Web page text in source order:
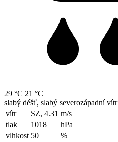
29 °C 21 °C
slabý déšť, slabý severozápadní vítr
vítr
SZ, 4.31 m/s
tlak
1018
hPa
vlhkost 50
%